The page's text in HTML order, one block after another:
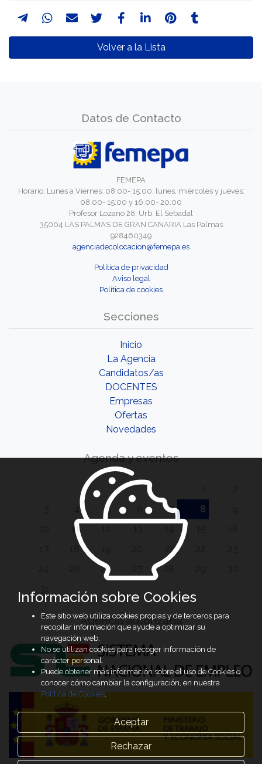
Volver a la Lista
Datos de Contacto
FEMEPA
Horario: Lunes a Viernes: 08:00- 15:00; lunes, miércoles y jueves:
08:00- 15:00 y 16:00- 20:00
Profesor Lozano 28. Urb. El Sebadal
35004 LAS PALMAS DE GRAN CANARIA Las Palmas
928460349
agenciadecolocacion@femepa.es
Política de privacidad
Aviso legal
Política de cookies
Secciones
Inicio
La Agencia
Candidatos/as
DOCENTES
Empresas
Ofertas
Novedades
Agenda y eventos
5 7 8
11
21
26 28
Agencia autorizada
Información sobre Cookies
Este sitio web utiliza cookies propias y de terceros para
recopilar información que ayude a optimizar su
navegación web.
No se utilizan cookies para recoger información de
carácter personal.
Puede obtener más información sobre el uso de Cookies o
conocer cómo cambiar la configuración, en nuestra
Política de Cookies.
Aceptar
Rechazar